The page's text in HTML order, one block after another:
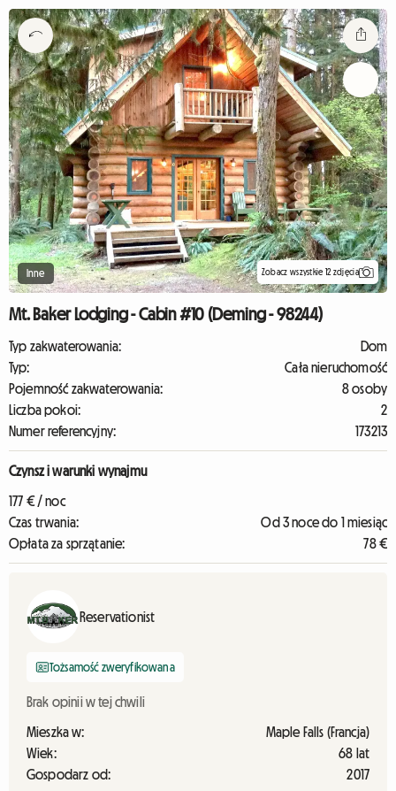
Inne Zobacz wszystkie 12 zdjęcia
Mt. Baker Lodging - Cabin #10 (Deming - 98244)
Typ zakwaterowania:
Dom
Typ:
Cała nieruchomość
Pojemność zakwaterowania:
8 osoby
Liczba pokoi:
2
Numer referencyjny:
173213
Czynsz i warunki wynajmu
177 € / noc
Czas trwania:
Od 3 noce do 1 miesiąc
Opłata za sprzątanie:
78 €
Reservationist
Tożsamość zweryfikowana
Brak opinii w tej chwili
Mieszka w:
Maple Falls (Francja)
Wiek:
68 lat
Gospodarz od:
2017